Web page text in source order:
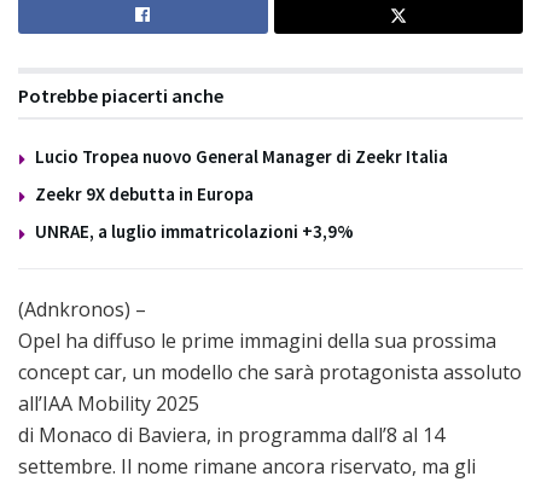
Potrebbe piacerti anche
Lucio Tropea nuovo General Manager di Zeekr Italia
Zeekr 9X debutta in Europa
UNRAE, a luglio immatricolazioni +3,9%
(Adnkronos) –
Opel ha diffuso le prime immagini della sua prossima
concept car, un modello che sarà protagonista assoluto
all’IAA Mobility 2025
di Monaco di Baviera, in programma dall’8 al 14
settembre. Il nome rimane ancora riservato, ma gli